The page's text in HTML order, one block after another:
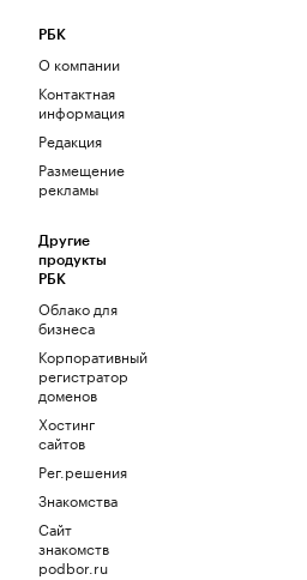
РБК
О компании
Контактная
информация
Редакция
Размещение
рекламы
Другие
продукты
РБК
Облако для
бизнеса
Корпоративный
регистратор
доменов
Хостинг
сайтов
Рег.решения
Знакомства
Сайт
знакомств
podbor.ru